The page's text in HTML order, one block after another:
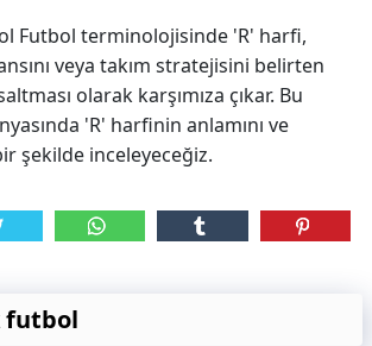
Futbol terminolojisinde 'R' harfi,
veya takım stratejisini belirten
olarak karşımıza çıkar. Bu
'R' harfinin anlamını ve
şekilde inceleyeceğiz.
futbol